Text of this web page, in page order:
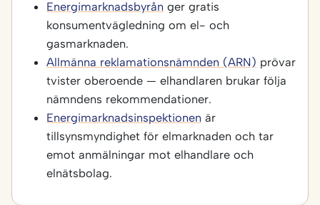
Energimarknadsbyrån ger gratis
konsumentvägledning om el- och
gasmarknaden.
Allmänna reklamationsnämnden (ARN) prövar
tvister oberoende — elhandlaren brukar följa
nämndens rekommendationer.
Energimarknadsinspektionen är
tillsynsmyndighet för elmarknaden och tar
emot anmälningar mot elhandlare och
elnätsbolag.